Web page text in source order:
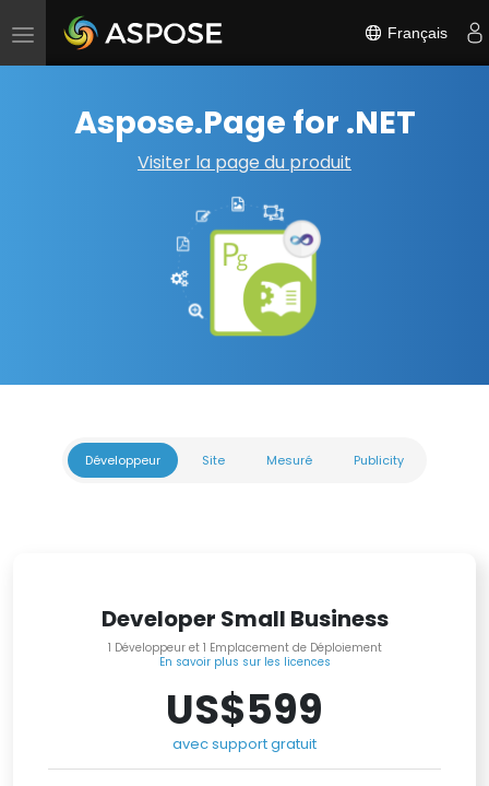
Basculer
Français
Aspose.Page for .NET
Visiter la page du produit
Développeur Site Mesuré Publicity
Developer Small Business
1 Développeur et 1 Emplacement de Déploiement
En savoir plus sur les licences
US$599
avec support gratuit